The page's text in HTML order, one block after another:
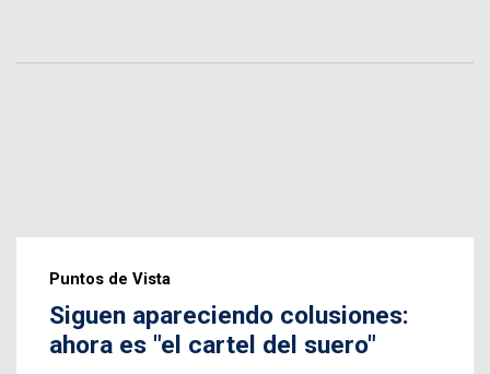
Puntos de Vista
Siguen apareciendo colusiones:
ahora es "el cartel del suero"